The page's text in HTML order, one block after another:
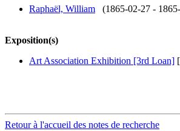
Raphaël, William (1865-02-27 -
Exposition(s)
Art Association Exhibition [3rd Loan]
Retour à l'accueil des notes de recherche